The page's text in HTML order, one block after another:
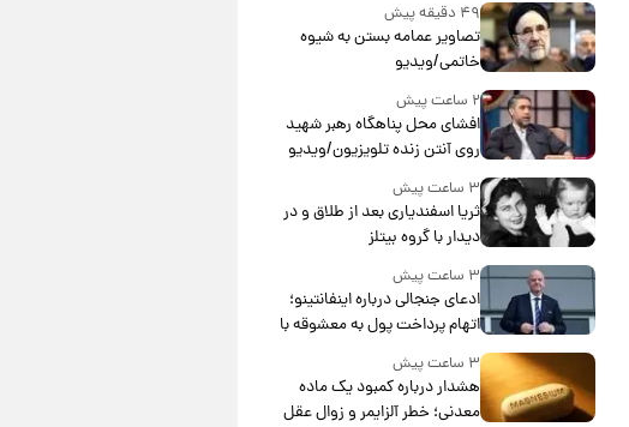
۴۹ دقیقه پیش
تصاویر عمامه بستن به شیوه
خاتمی/ویدیو
۲ ساعت پیش
افشای محل پناهگاه‌ رهبر شهید
روی آنتن زنده تلویزیون/ویدیو
۳ ساعت پیش
ثریا اسفندیاری بعد از طلاق و در
دیدار با گروه بیتلز
۳ ساعت پیش
ادعای جنجالی درباره اینفانتینو؛
اتهام پرداخت پول به معشوقه با
۳ ساعت پیش
هشدار درباره کمبود یک ماده
معدنی؛ خطر آلزایمر و زوال عقل